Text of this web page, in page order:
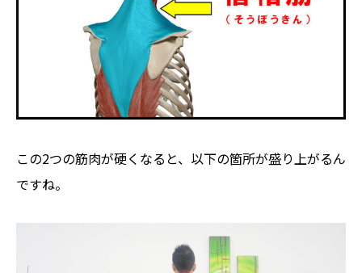
この2つの筋肉が硬くなると、以下の箇所が盛り上がるん
ですね。